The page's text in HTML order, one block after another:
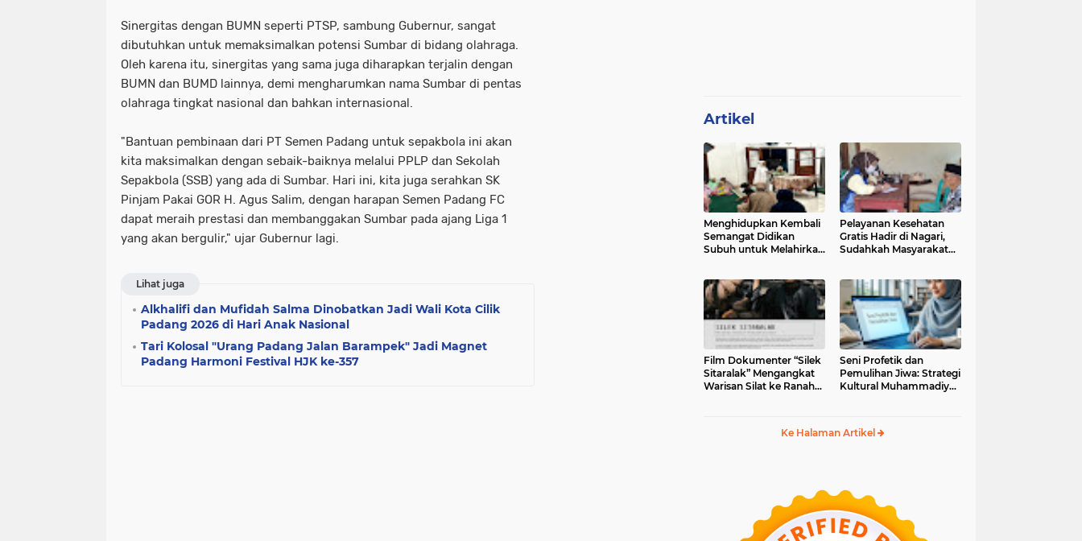
Sinergitas dengan BUMN seperti PTSP, sambung Gubernur, sangat
dibutuhkan untuk memaksimalkan potensi Sumbar di bidang olahraga.
Oleh karena itu, sinergitas yang sama juga diharapkan terjalin dengan
BUMN dan BUMD lainnya, demi mengharumkan nama Sumbar di pentas
olahraga tingkat nasional dan bahkan internasional.
"Bantuan pembinaan dari PT Semen Padang untuk sepakbola ini akan
kita maksimalkan dengan sebaik-baiknya melalui PPLP dan Sekolah
Sepakbola (SSB) yang ada di Sumbar. Hari ini, kita juga serahkan SK
Pinjam Pakai GOR H. Agus Salim, dengan harapan Semen Padang FC
dapat meraih prestasi dan membanggakan Sumbar pada ajang Liga 1
yang akan bergulir," ujar Gubernur lagi.
Lihat juga
Alkhalifi dan Mufidah Salma Dinobatkan Jadi Wali Kota Cilik
Padang 2026 di Hari Anak Nasional
Tari Kolosal "Urang Padang Jalan Barampek" Jadi Magnet
Padang Harmoni Festival HJK ke-357
Artikel
Menghidupkan Kembali
Semangat Didikan
Subuh untuk Melahirkan
Pelayanan Kesehatan
Gratis Hadir di Nagari,
Sudahkah Masyarakat
Film Dokumenter “Silek
Sitaralak” Mengangkat
Warisan Silat ke Ranah
Seni Profetik dan
Pemulihan Jiwa: Strategi
Kultural Muhammadiyah
Ke Halaman Artikel